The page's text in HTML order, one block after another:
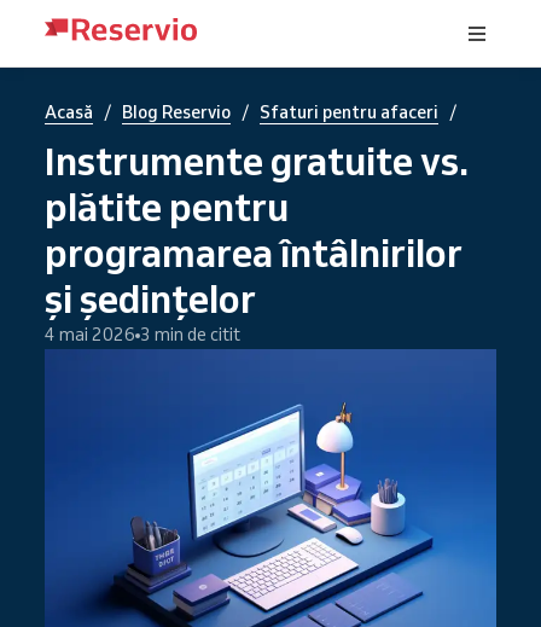
Acasă / Blog Reservio / Sfaturi pentru afaceri /
Instrumente gratuite vs.
plătite pentru
programarea întâlnirilor
și ședințelor
4 mai 2026 3 min de citit